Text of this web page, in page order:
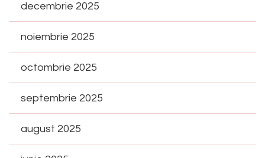
decembrie 2025
noiembrie 2025
octombrie 2025
septembrie 2025
august 2025